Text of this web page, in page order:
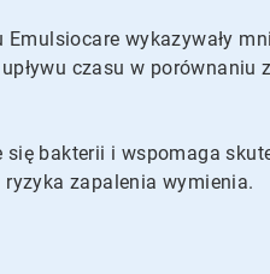
wykazywały
czasu w porównaniu
bakterii i wspomaga
zapalenia wymienia.